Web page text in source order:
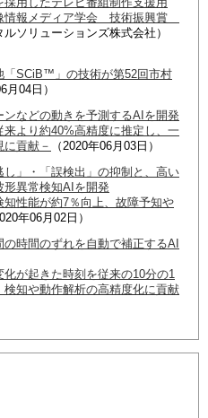
情報メディア学会 技術振興賞
ルソリューションズ株式会社）
「SCiB™」の技術が第52回市村
月04日）
などの動きを予測するAIを開発
より約40%高精度に推定し、一
貢献－
（2020年06月03日）
」・「誤検出」の抑制と、高い
形異常検知AIを開発
性能が約7％向上、故障予知や
年06月02日）
時間のずれを自動で補正するAI
が起きた時刻を従来の10分の1
知や動作解析の高精度化に貢献